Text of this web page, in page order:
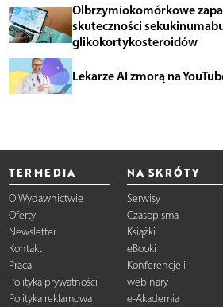
Olbrzymiokomórkowe
skuteczności
glikokortykosteroidów
Lekarze AI zmorą na
TERMEDIA
O Wydawnictwie
Oferty
Newsletter
Kontakt
Praca
Polityka prywatności
Polityka reklamowa
NA SKRÓTY
Serwisy
Czasopisma
Książki
eBooki
Konferencje i
webinary
e-Akademia